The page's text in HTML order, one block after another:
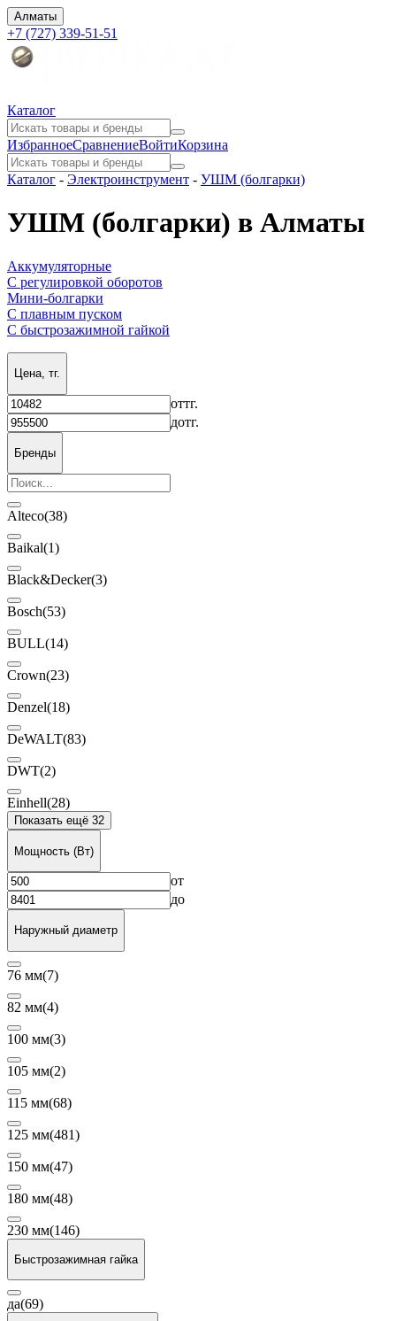
Алматы
+7 (727) 339-51-51
Каталог
ИзбранноеСравнениеВойтиКорзина
Каталог - Электроинструмент - УШМ (болгарки)
УШМ (болгарки) в Алматы
Аккумуляторные
С регулировкой оборотов
Мини-болгарки
С плавным пуском
С быстрозажимной гайкой
Цена, тг.
оттг.
дотг.
Бренды
Alteco(38)
Baikal(1)
Black&Decker(3)
Bosch(53)
BULL(14)
Crown(23)
Denzel(18)
DeWALT(83)
DWT(2)
Einhell(28)
Показать ещё 32
Мощность (Вт)
от
до
Наружный диаметр
76 мм(7)
82 мм(4)
100 мм(3)
105 мм(2)
115 мм(68)
125 мм(481)
150 мм(47)
180 мм(48)
230 мм(146)
Быстрозажимная гайка
да(69)